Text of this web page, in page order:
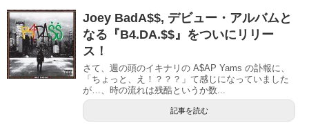
Joey BadA$$, デビュー・アルバムと
なる『B4.DA.$$』をついにリリー
ス！
さて、週の頭のイキナリの A$AP Yams の訃報に、
「ちょっと、え！？？？」て感じになっていました
が…、時の流れは残酷というか数...
記事を読む